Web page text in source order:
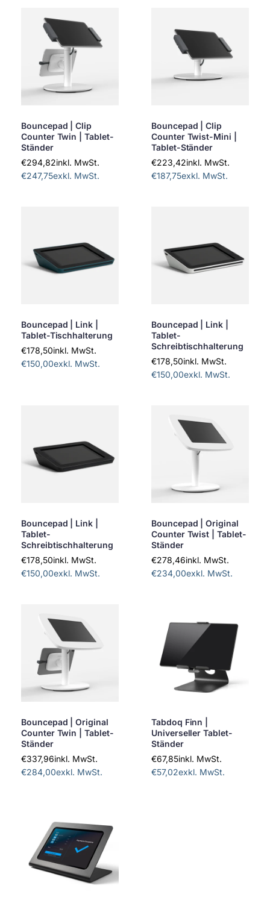
Bouncepad | Clip
Counter Twin | Tablet-
Ständer
€294,82inkl. MwSt.
€247,75exkl. MwSt.
Bouncepad | Clip
Counter Twist-Mini |
Tablet-Ständer
€223,42inkl. MwSt.
€187,75exkl. MwSt.
Bouncepad | Link |
Tablet-Tischhalterung
€178,50inkl. MwSt.
€150,00exkl. MwSt.
Bouncepad | Link |
Tablet-
Schreibtischhalterung
€178,50inkl. MwSt.
€150,00exkl. MwSt.
Bouncepad | Link |
Tablet-
Schreibtischhalterung
€178,50inkl. MwSt.
€150,00exkl. MwSt.
Bouncepad | Original
Counter Twist | Tablet-
Ständer
€278,46inkl. MwSt.
€234,00exkl. MwSt.
Bouncepad | Original
Counter Twin | Tablet-
Ständer
€337,96inkl. MwSt.
€284,00exkl. MwSt.
Tabdoq Finn |
Universeller Tablet-
Ständer
€67,85inkl. MwSt.
€57,02exkl. MwSt.